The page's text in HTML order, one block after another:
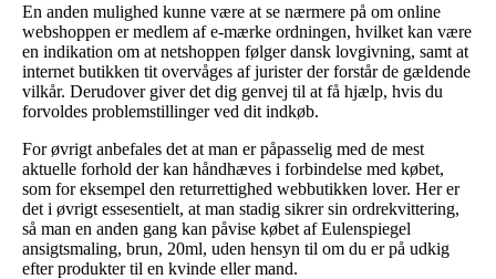
En anden mulighed kunne være at se nærmere på om online
webshoppen er medlem af e-mærke ordningen, hvilket kan være
en indikation om at netshoppen følger dansk lovgivning, samt at
internet butikken tit overvåges af jurister der forstår de gældende
vilkår. Derudover giver det dig genvej til at få hjælp, hvis du
forvoldes problemstillinger ved dit indkøb.
For øvrigt anbefales det at man er påpasselig med de mest
aktuelle forhold der kan håndhæves i forbindelse med købet,
som for eksempel den returrettighed webbutikken lover. Her er
det i øvrigt essesentielt, at man stadig sikrer sin ordrekvittering,
så man en anden gang kan påvise købet af Eulenspiegel
ansigtsmaling, brun, 20ml, uden hensyn til om du er på udkig
efter produkter til en kvinde eller mand.